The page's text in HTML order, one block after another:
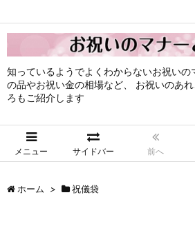
知っているようでよくわからないお祝い
の品やお祝い金の相場など、 お祝いのあ
ろもご紹介します
メニュー サイドバー 前へ
ホーム > 祝儀袋